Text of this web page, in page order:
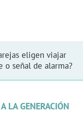
eligen viajar
o señal de alarma?
LA GENERACIÓN